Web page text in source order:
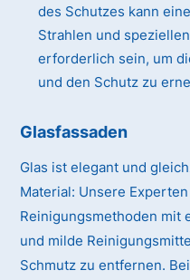
des Schutzes kann
Strahlen und
erforderlich sein, um
und den Schutz zu
Glasfassaden
Glas ist elegant und
Material: Unsere
Reinigungsmethoden mit
und milde
Schmutz zu entfernen.